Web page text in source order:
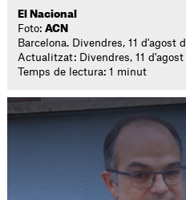
El Nacional
Foto:ACN
Barcelona. Divendres, 11 d'agost
Actualitzat: Divendres, 11 d'agost
Temps de lectura: 1 minut